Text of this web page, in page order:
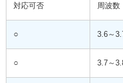
対応可否 周波数
○ 3.6～
○ 3.7～